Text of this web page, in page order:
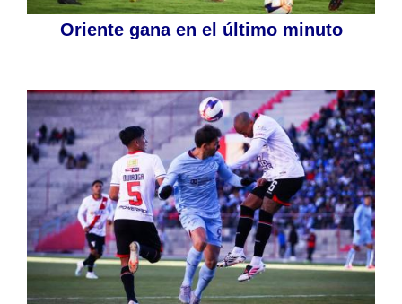
Oriente gana en el último minuto